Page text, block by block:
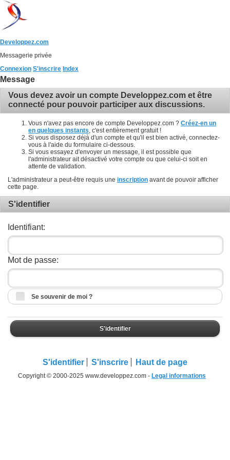
Developpez.com
Messagerie privée
Connexion S'inscrire Index
Message
Vous devez avoir un compte Developpez.com et être
connecté pour pouvoir participer aux discussions.
Vous n'avez pas encore de compte Developpez.com ? Créez-en un
en quelques instants , c'est entièrement gratuit !
Si vous disposez déjà d'un compte et qu'il est bien activé, connectez-
vous à l'aide du formulaire ci-dessous.
Si vous essayez d'envoyer un message, il est possible que
l'administrateur ait désactivé votre compte ou que celui-ci soit en
attente de validation.
L'administrateur a peut-être requis une inscription avant de pouvoir afficher
cette page.
S'identifier
Identifiant:
Mot de passe:
Se souvenir de moi ?
S'identifier
S'identifier S'inscrire Haut de page
Copyright © 2000-2025 www.developpez.com - Legal informations